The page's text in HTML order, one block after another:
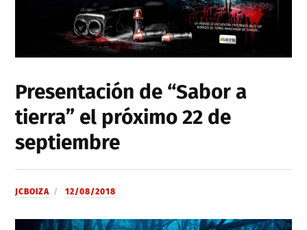
Presentación de “Sabor a
tierra” el próximo 22 de
septiembre
JCBOIZA 12/08/2018